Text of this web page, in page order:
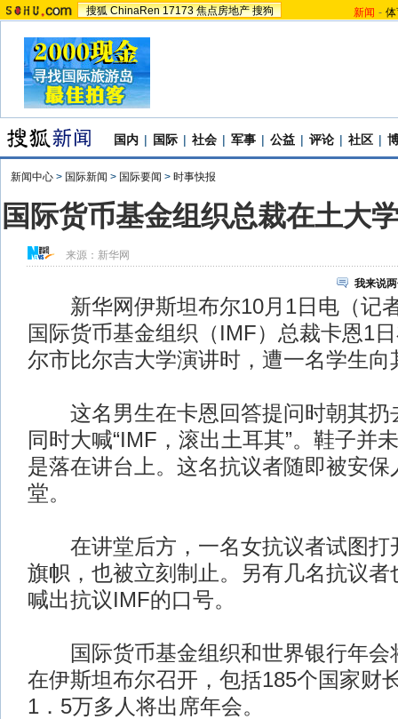
搜狐 ChinaRen 17173 焦点房地产 搜狗 新闻 -
国内 | 国际 | 社会 | 军事 | 公益 | 评论 | 社区 |
新闻中心 > 国际新闻 > 国际要闻 > 时事快报
国际货币基金组织总裁在土大
来源： 新华网
我来说
新华网伊斯坦布尔10月1日电（记
国际货币基金组织（IMF）总裁卡恩1
尔市比尔吉大学演讲时，遭一名学生向
这名男生在卡恩回答提问时朝其扔
同时大喊“IMF，滚出土耳其”。鞋子并
是落在讲台上。这名抗议者随即被安保
堂。
在讲堂后方，一名女抗议者试图打
旗帜，也被立刻制止。另有几名抗议者
喊出抗议IMF的口号。
国际货币基金组织和世界银行年会
在伊斯坦布尔召开，包括185个国家财
1．5万多人将出席年会。